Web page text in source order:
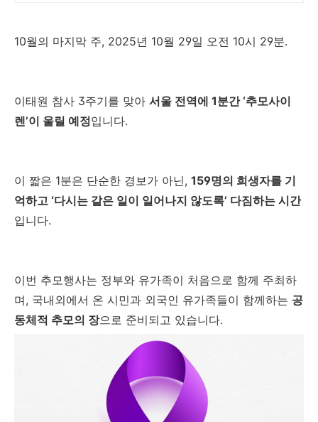
10월의 마지막 주, 2025년 10월 29일 오전 10시 29분.
이태원 참사 3주기를 맞아 서울 전역에 1분간 ‘추모사이
렌’이 울릴 예정입니다.
이 짧은 1분은 단순한 경보가 아닌, 159명의 희생자를 기
억하고 ‘다시는 같은 일이 일어나지 않도록’ 다짐하는 시간
입니다.
이번 추모행사는 정부와 유가족이 처음으로 함께 주최하
며, 국내외에서 온 시민과 외국인 유가족들이 함께하는 공
동체적 추모의 장으로 준비되고 있습니다.